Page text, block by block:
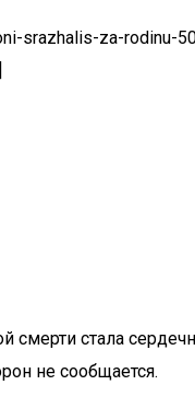
srazhalis-za-rodinu-
стала
не сообщается.